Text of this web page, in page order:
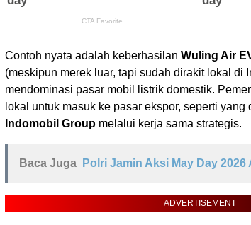
Contoh nyata adalah keberhasilan Wuling Air
(meskipun merek luar, tapi sudah dirakit lokal di
mendominasi pasar mobil listrik domestik.
lokal untuk masuk ke pasar ekspor, seperti yang
Indomobil Group melalui kerja sama strategis.
Baca Juga Polri Jamin Aksi May Day
ADVERTISEMENT